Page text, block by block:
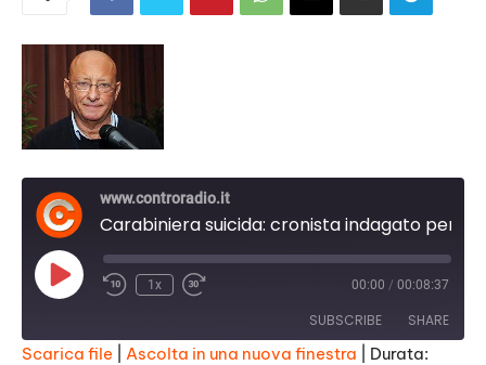
www.controradio.it
Play
Episode
1x 00:00 / 00:08:37
SUBSCRIBE SHARE
Scarica file Ascolta in una nuova finestra
Durata: